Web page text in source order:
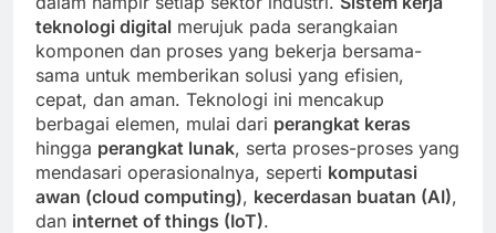
teknologi digital merujuk pada serangkaian
komponen dan proses yang bekerja bersama-
sama untuk memberikan solusi yang efisien,
cepat, dan aman. Teknologi ini mencakup
berbagai elemen, mulai dari perangkat keras
hingga perangkat lunak, serta proses-proses yang
mendasari operasionalnya, seperti komputasi
awan (cloud computing), kecerdasan buatan (AI),
dan internet of things (IoT).